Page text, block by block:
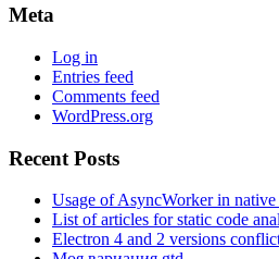
Meta
Log in
Entries feed
Comments feed
WordPress.org
Recent Posts
Usage of AsyncWorker in
List of articles for static code
Electron 4 and 2 versions